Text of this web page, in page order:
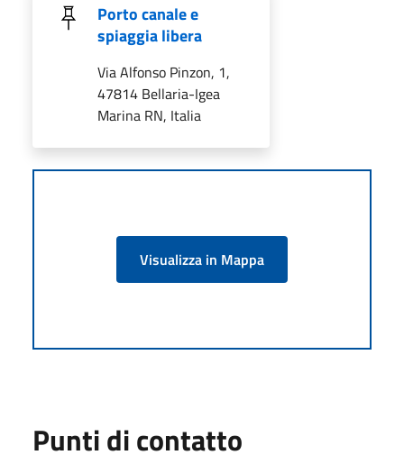
Porto canale e
spiaggia libera
Via Alfonso Pinzon, 1,
47814 Bellaria-Igea
Marina RN, Italia
Visualizza in Mappa
Punti di contatto